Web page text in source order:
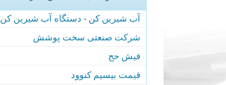
آب شیرین کن - دستگاه آب شیرین کن
شرکت صنعتی سخت پوشش
فیش حج
قیمت بیسیم کنوود